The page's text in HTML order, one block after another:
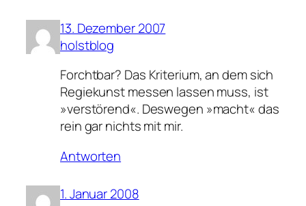
13. Dezember 2007
holstblog
Forchtbar? Das Kriterium, an dem sich
Regiekunst messen lassen muss, ist
»verstörend«. Deswegen »macht« das
rein gar nichts mit mir.
Antworten
1. Januar 2008